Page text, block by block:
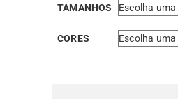
TAMANHOS
CORES